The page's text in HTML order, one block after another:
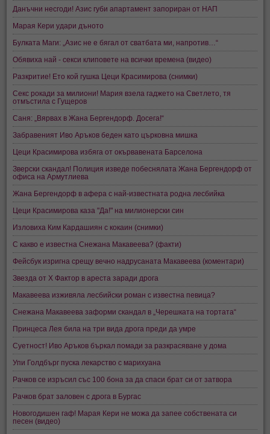
Данъчни несгоди! Азис губи апартамент запориран от НАП
Марая Кери удари дъното
Булката Маги: „Азис не е бягал от сватбата ми, напротив…“
Обявиха най - секси клиповете на всички времена (видео)
Разкритие! Ето кой гушка Цеци Красимирова (снимки)
Секс рокади за милиони! Мария взела гаджето на Светлето, тя
отмъстила с Гущеров
Саня: „Вярвах в Жана Бергендорф. Досега!“
Забравеният Иво Аръков беден като църковна мишка
Цеци Красимирова избяга от окървавената Барселона
Зверски скандал! Полиция изведе побеснялата Жана Бергендорф от
офиса на Армутлиева
Жана Бергендорф в афера с най-известната родна лесбийка
Цеци Красимирова каза "Да!" на милионерски син
Изловиха Ким Кардашиян с кокаин (снимки)
С какво е известна Снежана Макавеева? (факти)
Фейсбук изригна срещу вечно надрусаната Макавеева (коментари)
Звезда от X Фактор в ареста заради дрога
Макавеева изживяла лесбийски роман с известна певица?
Снежана Макавеева заформи скандал в „Черешката на тортата“
Принцеса Лея била на три вида дрога преди да умре
Суетност! Иво Аръков бъркал помади за разкрасяване у дома
Упи Голдбърг пуска лекарство с марихуана
Рачков се изръсил със 100 бона за да спаси брат си от затвора
Рачков брат заловен с дрога в Бургас
Новогодишен гаф! Марая Кери не можа да запее собствената си
песен (видео)